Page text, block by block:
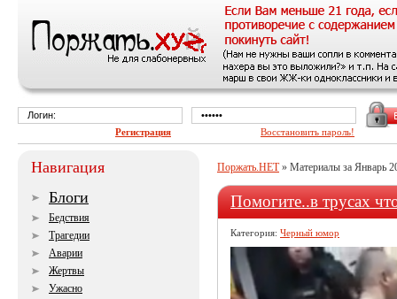
Поржать.НЕТ» Материалы за Январь
Помогите..в трусах
Категория: Черный юмор
Навигация
Блоги
Бедствия
Трагедии
Аварии
Жертвы
Ужасно
Регистрация Восстановить пароль!